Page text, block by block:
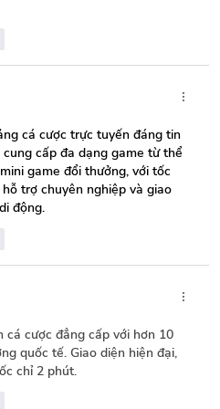
cá cược trực tuyến đáng tin
cấp đa dạng game từ thể
game đổi thưởng, với tốc
trợ chuyên nghiệp và giao
động.
cá cược đẳng cấp với hơn 10
quốc tế. Giao diện hiện đại,
chỉ 2 phút.